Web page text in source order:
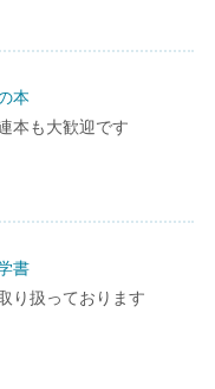
本
本も大歓迎です
書
り扱っております